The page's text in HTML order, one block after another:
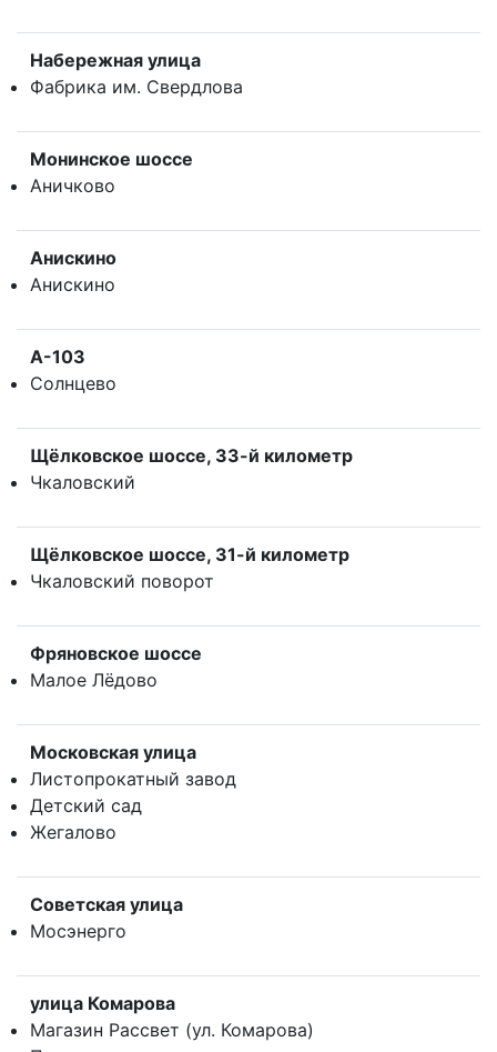
Набережная улица
Фабрика им. Свердлова
Монинское шоссе
Аничково
Анискино
Анискино
А-103
Солнцево
Щёлковское шоссе, 33-й километр
Чкаловский
Щёлковское шоссе, 31-й километр
Чкаловский поворот
Фряновское шоссе
Малое Лёдово
Московская улица
Листопрокатный завод
Детский сад
Жегалово
Советская улица
Мосэнерго
улица Комарова
Магазин Рассвет (ул. Комарова)